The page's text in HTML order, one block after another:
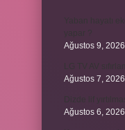
Ağustos 9, 2026
Ağustos 7, 2026
Ağustos 6, 2026